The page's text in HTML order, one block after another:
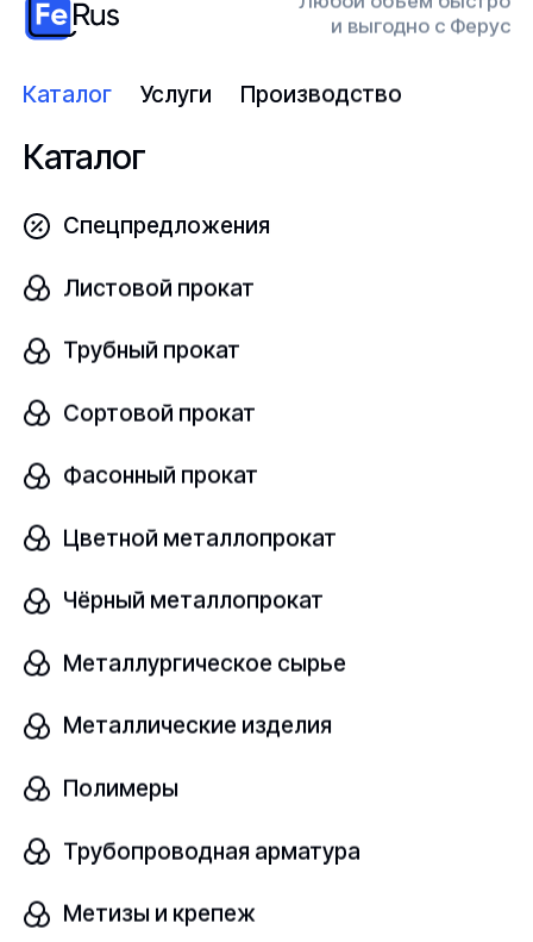
и выгодно с Ферус
Каталог Услуги Производство
Каталог
Спецпредложения
Листовой прокат
Трубный прокат
Сортовой прокат
Фасонный прокат
Цветной металлопрокат
Чёрный металлопрокат
Металлургическое сырье
Металлические изделия
Полимеры
Трубопроводная арматура
Метизы и крепеж
DN 10 PN 1
Фланец стальной
В наличии
09Г2С ГОСТ 12821-80
Размер
от 200 ₽/шт
Фланец стальной
DN 10 PN 1